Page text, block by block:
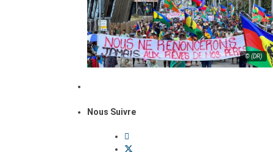
© (DR)
Nous Suivre